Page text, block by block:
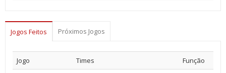
Jogos Feitos Próximos Jogos
Jogo Times Função